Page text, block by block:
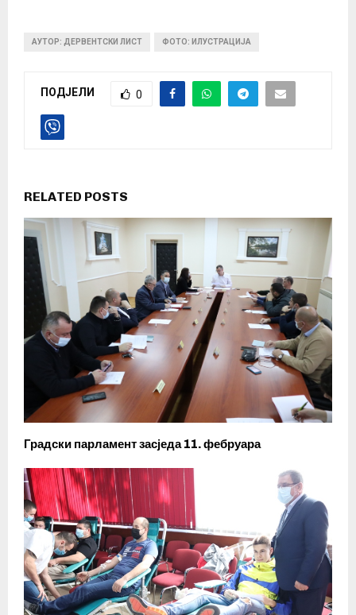
АУТОР: ДЕРВЕНТСКИ ЛИСТ ФОТО: ИЛУСТРАЦИЈА
ПОДЈЕЛИ 0
RELATED POSTS
Градски парламент засједа 11. фебруара